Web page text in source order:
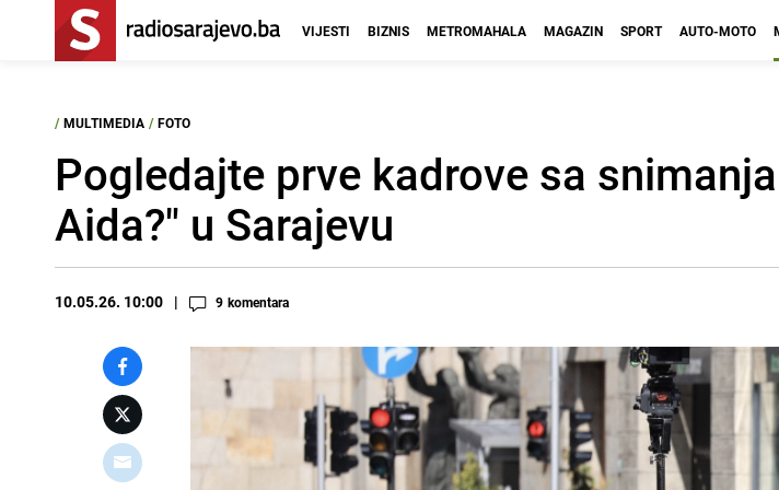
VIJESTI BIZNIS METROMAHALA MAGAZIN SPORT AUTO-MOTO
/ MULTIMEDIA / FOTO
Pogledajte prve kadrove sa
Aida?" u Sarajevu
10.05.26. 10:00 9 komentara